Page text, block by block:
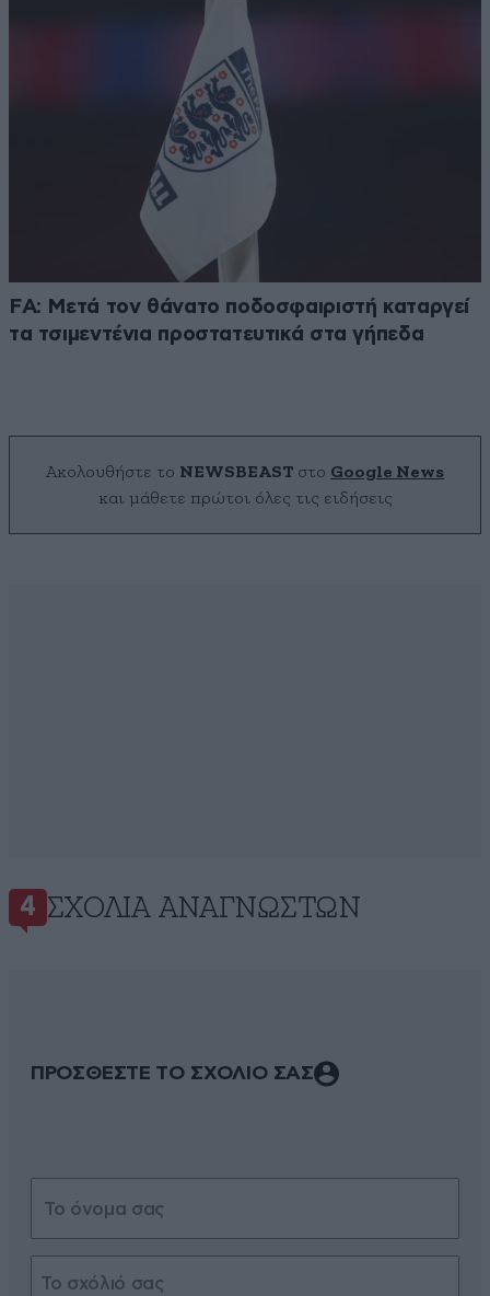
FA: Μετά τον θάνατο ποδοσφαιριστή καταργεί
τα τσιμεντένια προστατευτικά στα γήπεδα
Ακολουθήστε το NEWSBEAST στο Google News
και μάθετε πρώτοι όλες τις ειδήσεις
4 ΣΧΌΛΙΑ ΑΝΑΓΝΩΣΤΏΝ
ΠΡΟΣΘΕΣΤΕ ΤΟ ΣΧΟΛΙΟ ΣΑΣ